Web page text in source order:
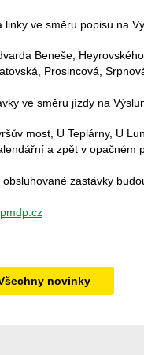
linky ve směru popisu na
Beneše,
Prosincová,
ve směru jízdy na
most, U Teplárny, U
a zpět v opačném
obsluhované zastávky
novinky